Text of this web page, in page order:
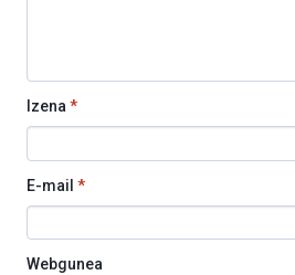
Izena *
E-mail *
Webgunea